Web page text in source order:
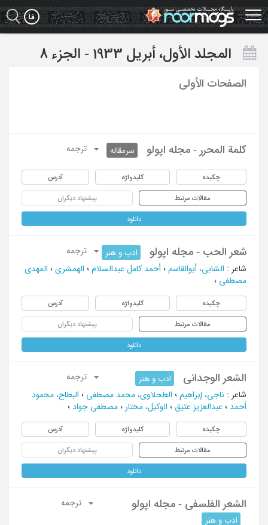
Skip
to
main
المجلد الأول، أبریل 1933 - الجزء 8
الصفحات الأولی
کلمة المحرر - مجله اپولو سرمقاله ترجمه
چکیده کلیدواژه آدرس
مقالات مرتبط پیشنهاد دیگران
دانلود
شعر الحب - مجله اپولو ادب و هنر
ترجمه
شاعر : الشابی، أبوالقاسم ؛ أحمد کامل عبدالسلام ؛ الهمشری ؛ المهدی
مصطفی ؛
چکیده کلیدواژه آدرس
مقالات مرتبط پیشنهاد دیگران
دانلود
الشعر الوجدانی ادب و هنر
ترجمه
شاعر : ناجی، إبراهیم ؛ الطحلاوی، محمد مصطفی ؛ البطاح، محمود
أحمد ؛ عبدالعزیز عتیق ؛ الوکیل، مختار ؛ مصطفی جواد ؛
چکیده کلیدواژه آدرس
مقالات مرتبط پیشنهاد دیگران
دانلود
الشعر الفلسفی - مجله اپولو
ادب و هنر
ترجمه